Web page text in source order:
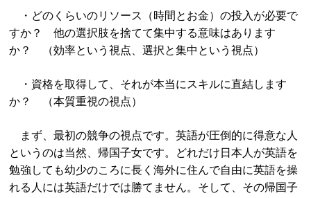
・どのくらいのリソース（時間とお金）の投入が必要で
すか？ 他の選択肢を捨てて集中する意味はあります
か？ （効率という視点、選択と集中という視点）
・資格を取得して、それが本当にスキルに直結します
か？ （本質重視の視点）
まず、最初の競争の視点です。英語が圧倒的に得意な人
というのは当然、帰国子女です。どれだけ日本人が英語を
勉強しても幼少のころに長く海外に住んで自由に英語を操
れる人には英語だけでは勝てません。そして、その帰国子